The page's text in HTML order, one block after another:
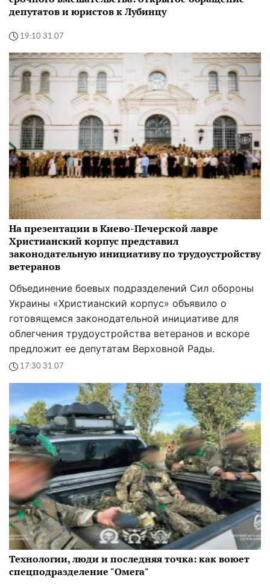
депутатов и юристов к Лубинцу
19:10 31.07
На презентации в Киево-Печерской лавре
Христианский корпус представил
законодательную инициативу по трудоустройству
ветеранов
Объединение боевых подразделений Сил обороны
Украины «Христианский корпус» объявило о
готовящемся законодательной инициативе для
облегчения трудоустройства ветеранов и вскоре
предложит ее депутатам Верховной Рады.
17:30 31.07
Технологии, люди и последняя точка: как воюет
спецподразделение "Омега"